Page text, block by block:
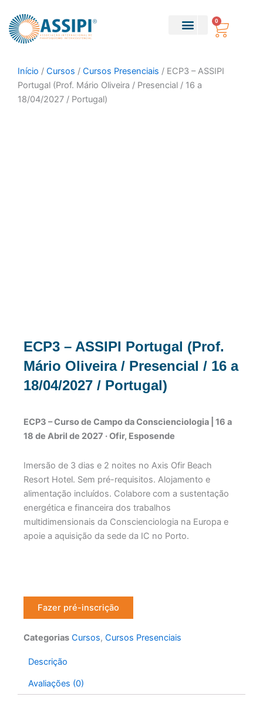
para
0
Início / Cursos / Cursos Presenciais / ECP3 – ASSIPI
Portugal (Prof. Mário Oliveira / Presencial / 16 a
18/04/2027 / Portugal)
ECP3 – ASSIPI Portugal (Prof.
Mário Oliveira / Presencial / 16 a
18/04/2027 / Portugal)
ECP3 – Curso de Campo da Conscienciologia | 16 a
18 de Abril de 2027 · Ofir, Esposende
Imersão de 3 dias e 2 noites no Axis Ofir Beach
Resort Hotel. Sem pré-requisitos. Alojamento e
alimentação incluídos. Colabore com a sustentação
energética e financeira dos trabalhos
multidimensionais da Conscienciologia na Europa e
apoie a aquisição da sede da IC no Porto.
Fazer pré-inscrição
Categorias Cursos, Cursos Presenciais
Descrição
Avaliações (0)